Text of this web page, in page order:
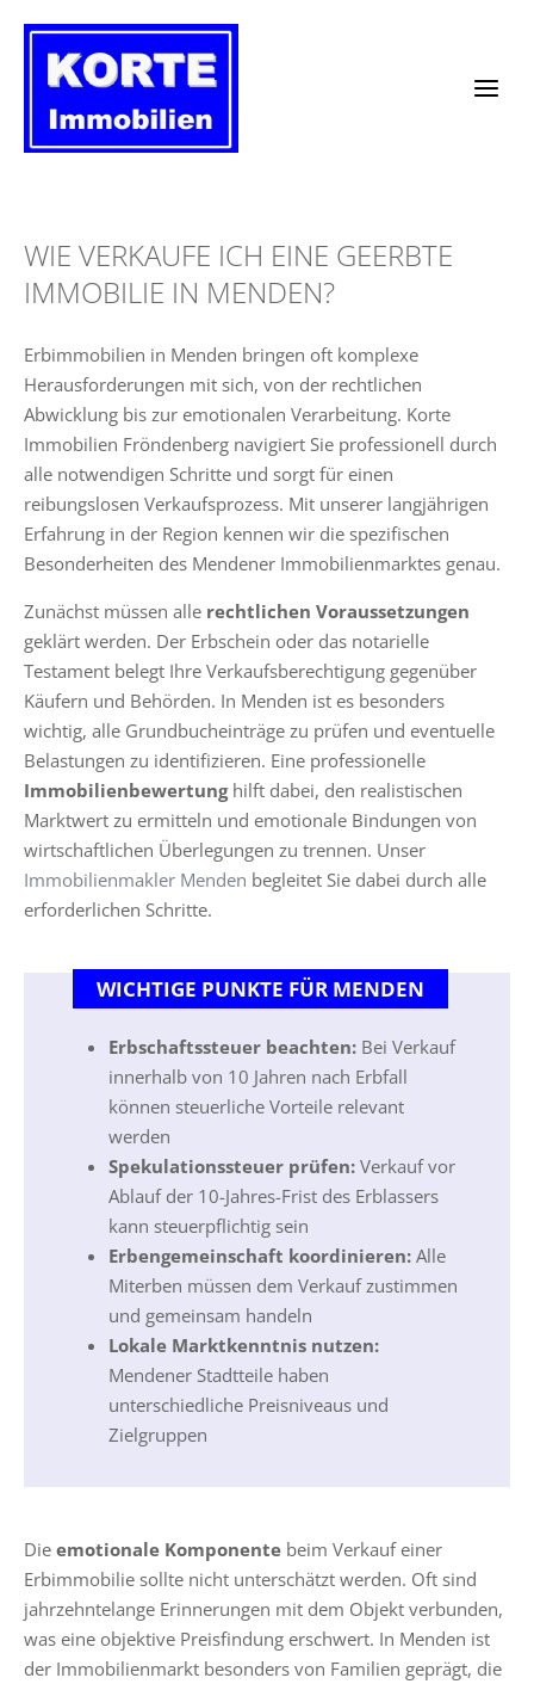
Inhalt
springen
WIE VERKAUFE ICH EINE GEERBTE
IMMOBILIE IN MENDEN?
Erbimmobilien in Menden bringen oft komplexe
Herausforderungen mit sich, von der rechtlichen
Abwicklung bis zur emotionalen Verarbeitung. Korte
Immobilien Fröndenberg navigiert Sie professionell durch
alle notwendigen Schritte und sorgt für einen
reibungslosen Verkaufsprozess. Mit unserer langjährigen
Erfahrung in der Region kennen wir die spezifischen
Besonderheiten des Mendener Immobilienmarktes genau.
Zunächst müssen alle rechtlichen Voraussetzungen
geklärt werden. Der Erbschein oder das notarielle
Testament belegt Ihre Verkaufsberechtigung gegenüber
Käufern und Behörden. In Menden ist es besonders
wichtig, alle Grundbucheinträge zu prüfen und eventuelle
Belastungen zu identifizieren. Eine professionelle
Immobilienbewertunghilft dabei, den realistischen
Marktwert zu ermitteln und emotionale Bindungen von
wirtschaftlichen Überlegungen zu trennen. Unser
Immobilienmakler Menden begleitet Sie dabei durch alle
erforderlichen Schritte.
WICHTIGE PUNKTE FÜR MENDEN
Erbschaftssteuer beachten: Bei Verkauf
innerhalb von 10 Jahren nach Erbfall
können steuerliche Vorteile relevant
werden
Spekulationssteuer prüfen: Verkauf vor
Ablauf der 10-Jahres-Frist des Erblassers
kann steuerpflichtig sein
Erbengemeinschaft koordinieren: Alle
Miterben müssen dem Verkauf zustimmen
und gemeinsam handeln
Lokale Marktkenntnis nutzen:
Mendener Stadtteile haben
unterschiedliche Preisniveaus und
Zielgruppen
Die emotionale Komponente beim Verkauf einer
Erbimmobilie sollte nicht unterschätzt werden. Oft sind
jahrzehntelange Erinnerungen mit dem Objekt verbunden,
was eine objektive Preisfindung erschwert. In Menden ist
der Immobilienmarkt besonders von Familien geprägt, die